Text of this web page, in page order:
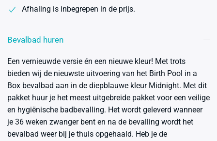
Afhaling is inbegrepen in de prijs.
Bevalbad huren
Een vernieuwde versie én een nieuwe kleur! Met trots
bieden wij de nieuwste uitvoering van het Birth Pool in a
Box bevalbad aan in de diepblauwe kleur Midnight. Met dit
pakket huur je het meest uitgebreide pakket voor een veilige
en hygiënische badbevalling. Het wordt geleverd wanneer
je 36 weken zwanger bent en na de bevalling wordt het
bevalbad weer bij je thuis opgehaald. Heb je de